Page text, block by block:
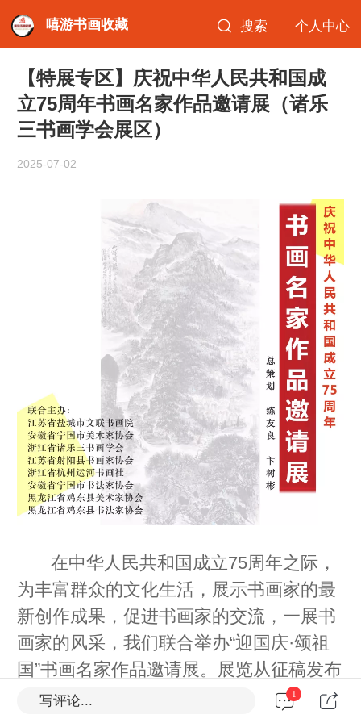
嘻游书画收藏 搜索 个人中心
【特展专区】庆祝中华人民共和国成
立75周年书画名家作品邀请展（诸乐
三书画学会展区）
2025-07-02
在中华人民共和国成立75周年之际，
为丰富群众的文化生活，展示书画家的最
新创作成果，促进书画家的交流，一展书
画家的风采，我们联合举办“迎国庆·颂祖
国”书画名家作品邀请展。展览从征稿发布
之日起，各组织广大书画家积极创作，用
写评论... 1